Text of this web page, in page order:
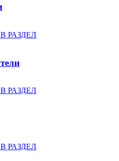
РАЗДЕЛ
РАЗДЕЛ
РАЗДЕЛ